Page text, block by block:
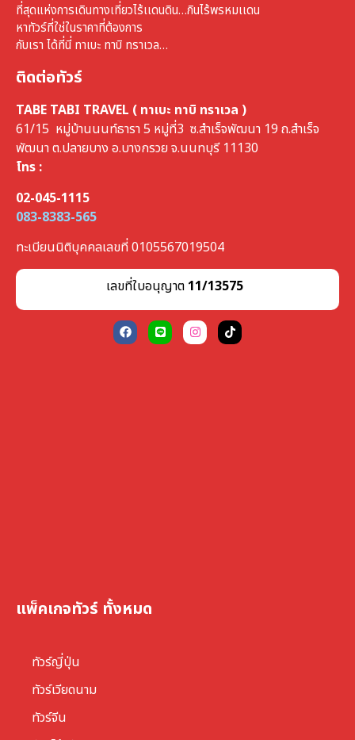
ที่สุดแห่งการเดินทางเที่ยวไร้เเดนดิน…กินไร้พรหมเเดน
หาทัวร์ที่ใช่ในราคาที่ต้องการ
กับเรา ได้ที่นี่ ทาเบะ ทาบิ ทราเวล…
ติดต่อทัวร์
TABE TABI TRAVEL ( ทาเบะ ทาบิ ทราเวล )
61/15 หมู่บ้านนนท์ธารา 5 หมู่ที่3 ซ.สำเร็จพัฒนา 19 ถ.สำเร็จ
พัฒนา ต.ปลายบาง อ.บางกรวย จ.นนทบุรี 11130
โทร :
02-045-1115
083-8383-565
ทะเบียนนิติบุคคลเลขที่ 0105567019504
เลขที่ใบอนุญาต 11/13575
แพ็คเกจทัวร์ ทั้งหมด
ทัวร์ญี่ปุ่น
ทัวร์เวียดนาม
ทัวร์จีน